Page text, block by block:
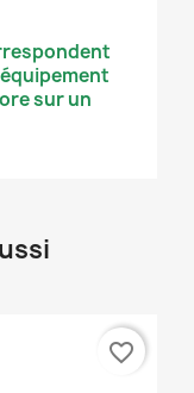
sur un
favorite_border